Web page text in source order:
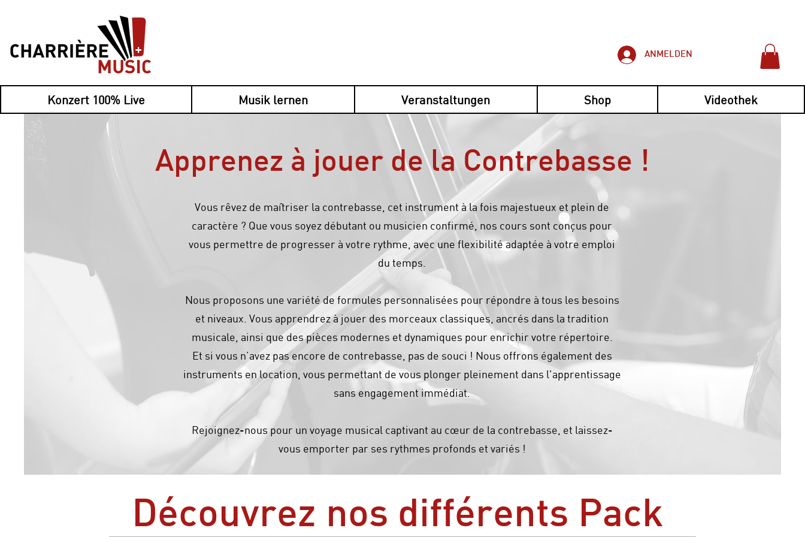
ANMELDEN
Konzert 100% Live Musik lernen Veranstaltungen Shop Videothek
Apprenez à jouer de la Contrebasse !
Vous rêvez de maîtriser la contrebasse, cet instrument à la fois majestueux et plein de
caractère ? Que vous soyez débutant ou musicien confirmé, nos cours sont conçus pour
vous permettre de progresser à votre rythme, avec une flexibilité adaptée à votre emploi
du temps.
Nous proposons une variété de formules personnalisées pour répondre à tous les besoins
et niveaux. Vous apprendrez à jouer des morceaux classiques, ancrés dans la tradition
musicale, ainsi que des pièces modernes et dynamiques pour enrichir votre répertoire.
Et si vous n’avez pas encore de contrebasse, pas de souci ! Nous offrons également des
instruments en location, vous permettant de vous plonger pleinement dans l'apprentissage
sans engagement immédiat.
Rejoignez-nous pour un voyage musical captivant au cœur de la contrebasse, et laissez-
vous emporter par ses rythmes profonds et variés !
Découvrez nos différents Pack